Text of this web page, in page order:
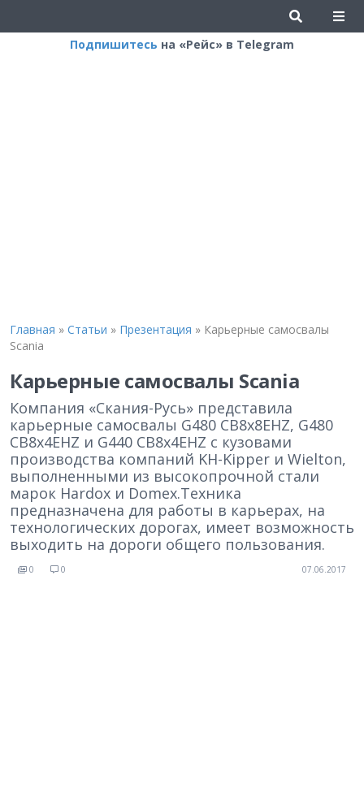
Подпишитесь на «Рейс» в Telegram
Главная » Статьи » Презентация » Карьерные самосвалы
Scania
Карьерные самосвалы Scania
Компания «Скания-Русь» представила
карьерные самосвалы G480 CB8x8EHZ, G480
CB8x4EHZ и G440 CB8x4EHZ с кузовами
производства компаний KH-Kipper и Wielton,
выполненными из высокопрочной стали
марок Hardox и Domex.Техника
предназначена для работы в карьерах, на
технологических дорогах, имеет возможность
выходить на дороги общего пользования.
0 0 07.06.2017